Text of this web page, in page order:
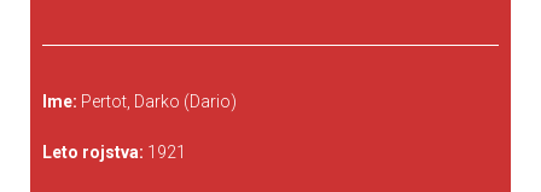
Ime: Pertot, Darko (Dario)
Leto rojstva: 1921